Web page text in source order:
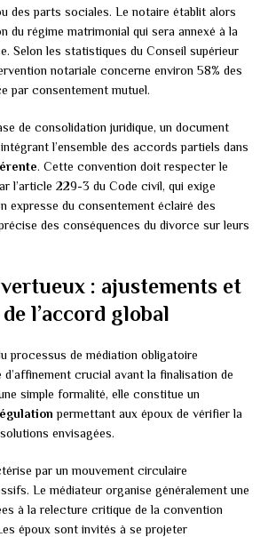
des parts sociales. Le notaire établit alors
du régime matrimonial qui sera annexé à la
Selon les statistiques du Conseil supérieur
notariale concerne environ 58% des
par consentement mutuel.
de consolidation juridique, un document
l’ensemble des accords partiels dans
. Cette convention doit respecter le
l’article 229-3 du Code civil, qui exige
expresse du consentement éclairé des
des conséquences du divorce sur leurs
: ajustements et
l’accord global
processus de médiation obligatoire
d’affinement crucial avant la finalisation de
simple formalité, elle constitue un
permettant aux époux de vérifier la
envisagées.
par un mouvement circulaire
Le médiateur organise généralement une
à la relecture critique de la convention
époux sont invités à se projeter